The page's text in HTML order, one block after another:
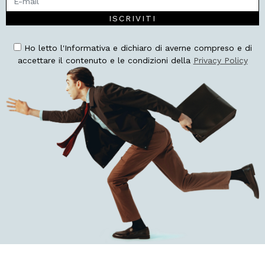
ISCRIVITI
Ho letto l'Informativa e dichiaro di averne compreso e di
accettare il contenuto e le condizioni della Privacy Policy